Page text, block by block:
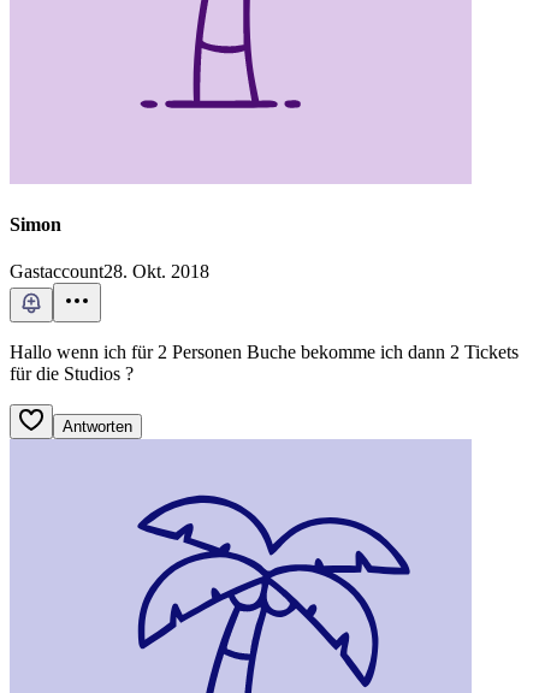
Simon
Gastaccount28. Okt. 2018
Hallo wenn ich für 2 Personen Buche bekomme ich dann 2 Tickets
für die Studios ?
Antworten